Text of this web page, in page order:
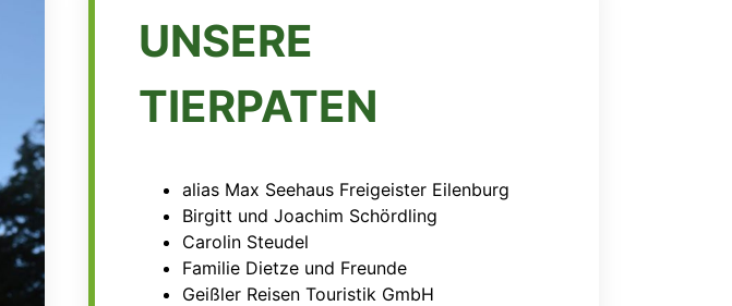
UNSERE
TIERPATEN
alias Max Seehaus Freigeister Eilenburg
Birgitt und Joachim Schördling
Carolin Steudel
Familie Dietze und Freunde
Geißler Reisen Touristik GmbH